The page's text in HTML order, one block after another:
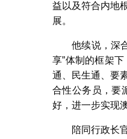
益以及符合内地
展。
他续说，深
享”体制的框架
通、民生通、要
合性公务员，要
好，进一步实现
陪同行政长